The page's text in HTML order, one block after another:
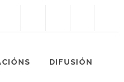
DIFUSIÓN